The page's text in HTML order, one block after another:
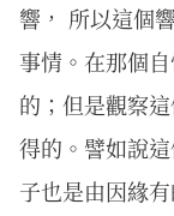
響， 所以這個
事情。在那個
的；但是觀察
得的。譬如說
子也是由因緣